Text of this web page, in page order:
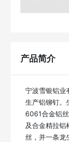
产品简介
宁波雪银铝业
生产铝铆钉
6061合金铝
及合金精拉
丝，并一条龙